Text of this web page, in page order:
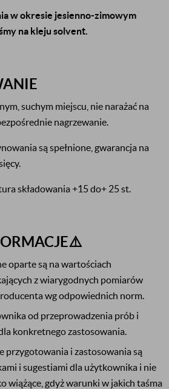
w okresie jesienno-zimowym
na kleju solvent.
suchym miejscu, nie narażać na
nagrzewanie.
są spełnione, gwarancja na
składowania +15 do+ 25 st.
oparte są na wartościach
z wiarygodnych pomiarów
wg odpowiednich norm.
od przeprowadzenia prób i
konkretnego zastosowania.
przygotowania i zastosowania są
i sugestiami dla użytkownika i nie
wiążące, gdyż warunki w jakich taśma